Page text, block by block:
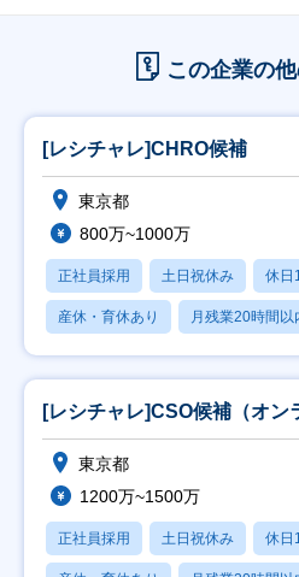
この企業の
[レシチャレ]CHRO候補
東京都
800万~1000万
正社員採用 土日祝休み 休日
産休・育休あり 月残業20時間以
[レシチャレ]CSO候補（オン
東京都
1200万~1500万
正社員採用 土日祝休み 休日